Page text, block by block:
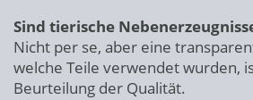
Sind tierische
Nicht per se, aber eine
welche Teile verwendet wurden,
Beurteilung der Qualität.